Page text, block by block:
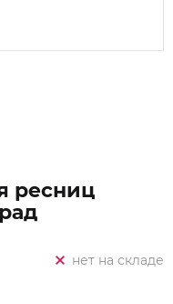
нет на складе
ресниц